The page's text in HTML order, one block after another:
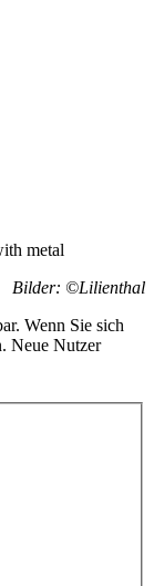
metal
Bilder: ©Lilienthal
Wenn Sie sich
Neue Nutzer